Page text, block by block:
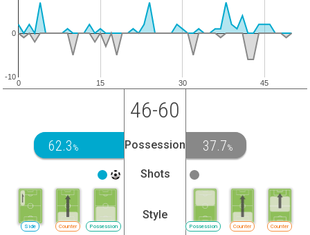
0 15 30 45
-10
0
46-60
62.3 % Possession 37.7%
Shots
Possession
Counter
Side
Style
Possession Counter Counter